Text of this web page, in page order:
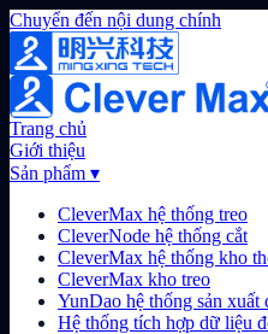
Chuyển đến nội dung chính
Trang chủ
Giới thiệu
Sản phẩm ▾
CleverMax hệ thống treo
CleverNode hệ thống cắt
CleverMax hệ thống kho
CleverMax kho treo
YunDao hệ thống sản xuất
Hệ thống tích hợp dữ liệu